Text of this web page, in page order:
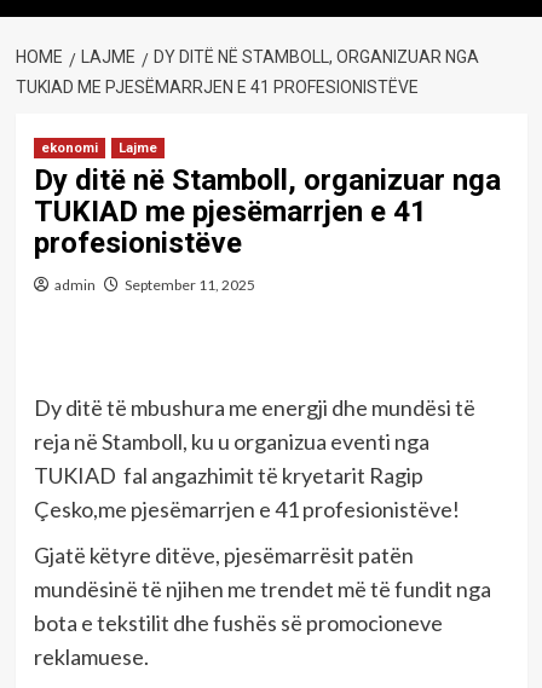
HOME LAJME
DY DITË NË STAMBOLL, ORGANIZUAR NGA
TUKIAD ME PJESËMARRJEN E 41 PROFESIONISTËVE
ekonomi Lajme
Dy ditë në Stamboll, organizuar nga
TUKIAD me pjesëmarrjen e 41
profesionistëve
admin September 11, 2025
Dy ditë të mbushura me energji dhe mundësi të
reja në Stamboll, ku u organizua eventi nga
TUKIAD fal angazhimit të kryetarit Ragip
Çesko,me pjesëmarrjen e 41 profesionistëve!
Gjatë këtyre ditëve, pjesëmarrësit patën
mundësinë të njihen me trendet më të fundit nga
bota e tekstilit dhe fushës së promocioneve
reklamuese.